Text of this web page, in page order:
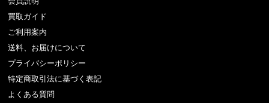
買取ガイド
ご利用案内
送料、お届けについて
プライバシーポリシー
特定商取引法に基づく表記
よくある質問